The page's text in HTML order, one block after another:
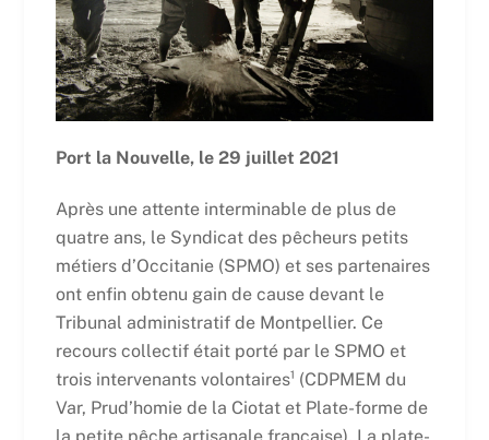
Port la Nouvelle, le 29 juillet 2021
Après une attente interminable de plus de
quatre ans, le Syndicat des pêcheurs petits
métiers d’Occitanie (SPMO) et ses partenaires
ont enfin obtenu gain de cause devant le
Tribunal administratif de Montpellier. Ce
recours collectif était porté par le SPMO et
trois intervenants volontaires¹ (CDPMEM du
Var, Prud’homie de la Ciotat et Plate-forme de
la petite pêche artisanale française). La plate-